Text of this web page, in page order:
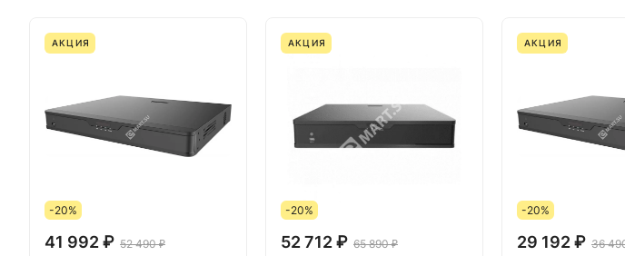
АКЦИЯ
-20%
41 992 ₽ 52 490 ₽
АКЦИЯ
-20%
52 712 ₽ 65 890 ₽
АКЦИЯ
-20%
29 192 ₽ 36